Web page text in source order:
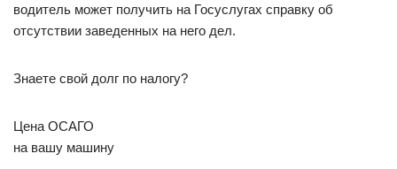
водитель может получить на Госуслугах справку об
отсутствии заведенных на него дел.
Знаете свой долг по налогу?
Цена ОСАГО
на вашу машину